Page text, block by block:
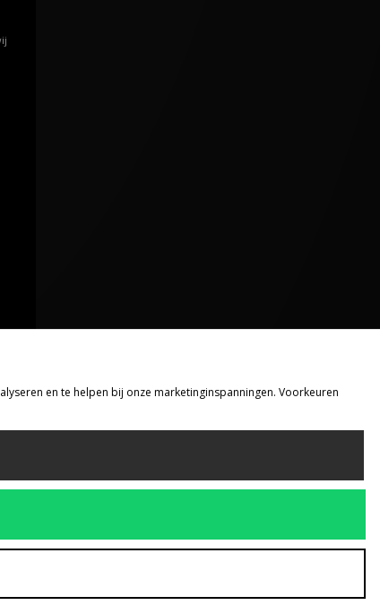
en te helpen bij onze marketinginspanningen. Voorkeuren